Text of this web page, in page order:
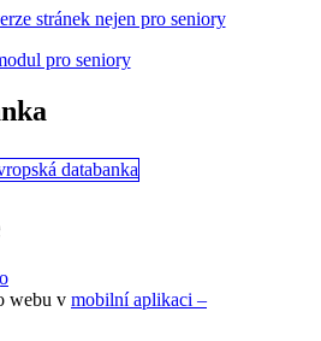
stránek nejen pro seniory
webu v mobilní aplikaci –